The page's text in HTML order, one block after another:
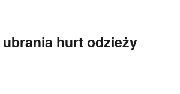
hurt odzieży